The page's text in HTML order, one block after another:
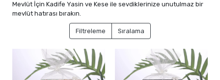
Mevlüt İçin Kadife Yasin ve Kese ile sevdiklerinize unutulmaz bir
mevlüt hatırası bırakın.
Filtreleme Sıralama